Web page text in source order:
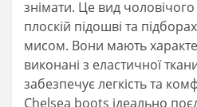
знімати. Це вид
плоскій підошві та
мисом. Вони мають
виконані з еластичної
забезпечує легкість та
Chelsea boots ідеально